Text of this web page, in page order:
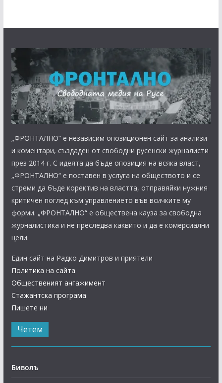
„ФРОНТАЛНО“ е независим опозиционен сайт за анализи
и коментари, създаден от свободни русенски журналисти
през 2014 г. С идеята да бъде опозиция на всяка власт,
„ФРОНТАЛНО“ е поставен в услуга на обществото и се
стреми да бъде коректив на властта, отправяйки нужния
критичен поглед към управлението във всичките му
форми. „ФРОНТАЛНО“ е обществена кауза за свободна
журналистика и не преследва каквито и да е комерсиални
цели.
Един сайт на Радко Димитров и приятели
Политика на сайта
Общественият ангажимент
Стажантска програма
Пишете ни
Четем
Биволъ